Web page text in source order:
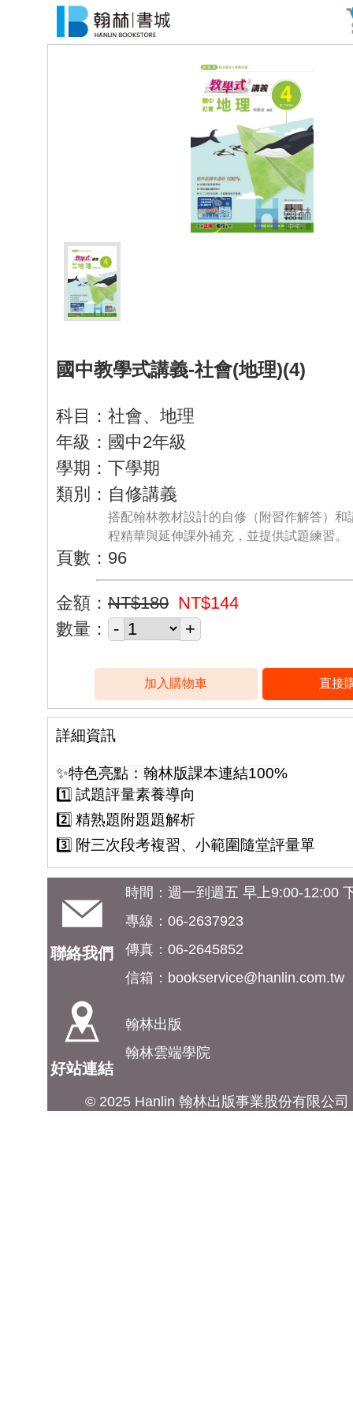
國中教學式講義-社會(地理)(4)
科目：社會、地理
年級：國中2年級
學期：下學期
類別：自修講義
搭配翰林教材設計的自修（附習作解答）和
程精華與延伸課外補充，並提供試題練習。
頁數：96
金額： NT$180 NT$144
數量：
詳細資訊
✨特色亮點：翰林版課本連結100%
1️⃣ 試題評量素養導向
2️⃣ 精熟題附題題解析
3️⃣ 附三次段考複習、小範圍隨堂評量單
聯絡我們
時間：週一到週五 早上9:00-12:00
專線：06-2637923
傳真：06-2645852
信箱： bookservice@hanlin.com.tw
好站連結
翰林出版
翰林雲端學院
© 2025 Hanlin 翰林出版事業股份有限公司